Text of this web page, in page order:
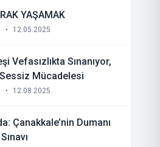
YAŞAMAK
• 12.05.2025
Sessiz Mücadelesi
• 12.08.2025
Çanakkale’nin Dumanı